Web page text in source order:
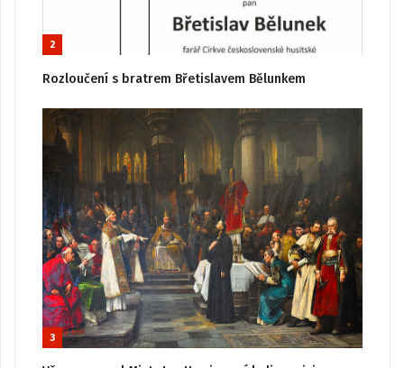
2
Rozloučení s bratrem Břetislavem Bělunkem
3